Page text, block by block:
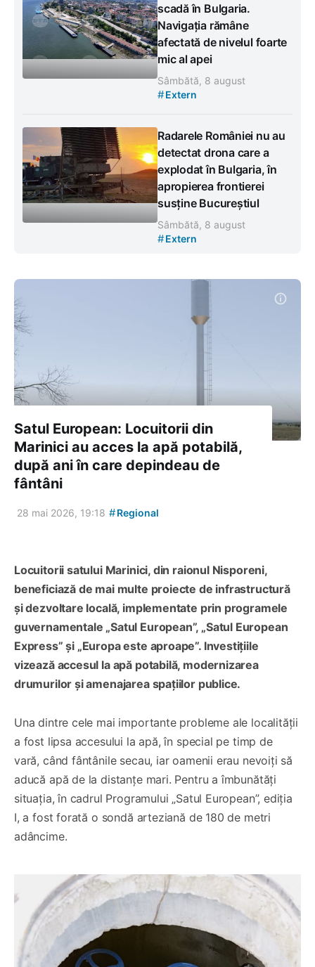
scadă în Bulgaria.
Navigația rămâne
afectată de nivelul foarte
mic al apei
Sâmbătă, 8 august
#Extern
Radarele României nu au
detectat drona care a
explodat în Bulgaria, în
apropierea frontierei
susține Bucureștiul
Sâmbătă, 8 august
#Extern
Satul European: Locuitorii din
Marinici au acces la apă potabilă,
după ani în care depindeau de
fântâni
28 mai 2026, 19:18 #Regional
Locuitorii satului Marinici, din raionul Nisporeni,
beneficiază de mai multe proiecte de infrastructură
și dezvoltare locală, implementate prin programele
guvernamentale „Satul European”, „Satul European
Express” și „Europa este aproape”. Investițiile
vizează accesul la apă potabilă, modernizarea
drumurilor și amenajarea spațiilor publice.
Una dintre cele mai importante probleme ale localității
a fost lipsa accesului la apă, în special pe timp de
vară, când fântânile secau, iar oamenii erau nevoiți să
aducă apă de la distanțe mari. Pentru a îmbunătăți
situația, în cadrul Programului „Satul European”, ediția
I, a fost forată o sondă arteziană de 180 de metri
adâncime.